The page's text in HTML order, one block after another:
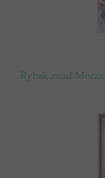
Rybak znad